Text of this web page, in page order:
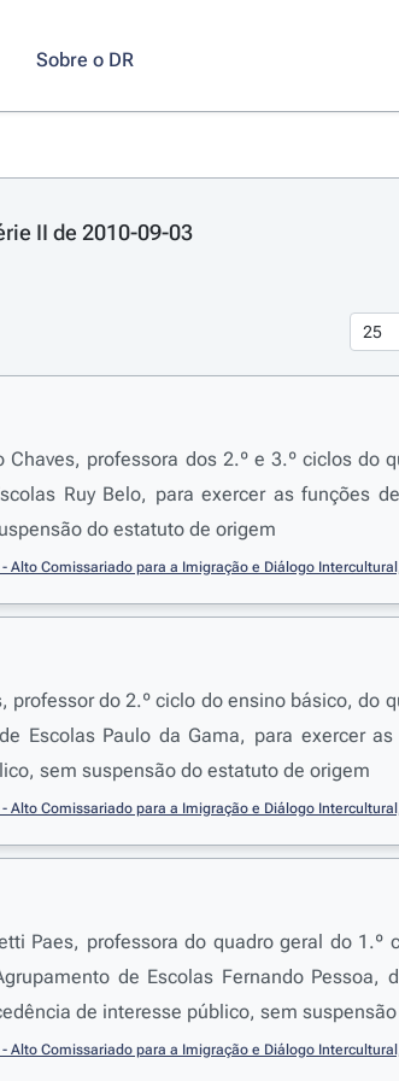
Sobre o DR
II de 2010-09-03
Chaves, professora dos 2.º e 3.º ciclos do
Ruy Belo, para exercer as funções
do estatuto de origem
Alto Comissariado para a Imigração e Diálogo
professor do 2.º ciclo do ensino básico, do
Escolas Paulo da Gama, para exercer
sem suspensão do estatuto de origem
Alto Comissariado para a Imigração e Diálogo
Paes, professora do quadro geral do
de Escolas Fernando
de interesse público, sem
Alto Comissariado para a Imigração e Diálogo